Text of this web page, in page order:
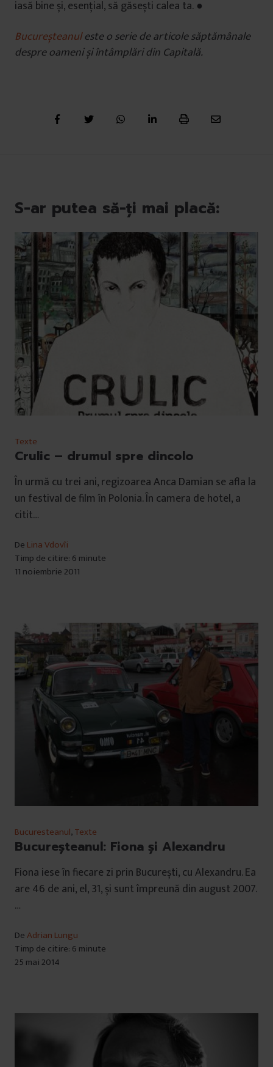
iasă bine și, esențial, să găsești calea ta. ●
Bucureșteanuleste o serie de articole săptămânale
despre oameni și întâmplări din Capitală.
S-ar putea să-ți mai placă:
Texte
Crulic – drumul spre dincolo
În urmă cu trei ani, regizoarea Anca Damian se afla la
un festival de film în Polonia. În camera de hotel, a
citit…
De Lina Vdovîi
Timp de citire: 6 minute
11 noiembrie 2011
Bucuresteanul,Texte
Bucureşteanul: Fiona şi Alexandru
Fiona iese în fiecare zi prin București, cu Alexandru. Ea
are 46 de ani, el, 31, și sunt împreună din august 2007.
…
DeAdrian Lungu
Timp de citire: 6 minute
25 mai 2014